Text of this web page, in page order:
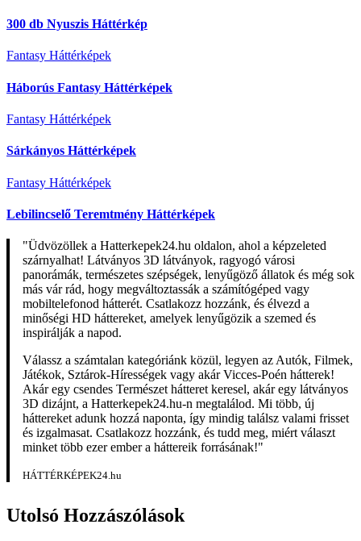
300 db Nyuszis Háttérkép
Fantasy Háttérképek
Háborús Fantasy Háttérképek
Fantasy Háttérképek
Sárkányos Háttérképek
Fantasy Háttérképek
Lebilincselő Teremtmény Háttérképek
"Üdvözöllek a Hatterkepek24.hu oldalon, ahol a képzeleted
szárnyalhat! Látványos 3D látványok, ragyogó városi
panorámák, természetes szépségek, lenyűgöző állatok és még sok
más vár rád, hogy megváltoztassák a számítógéped vagy
mobiltelefonod hátterét. Csatlakozz hozzánk, és élvezd a
minőségi HD háttereket, amelyek lenyűgözik a szemed és
inspirálják a napod.
Válassz a számtalan kategóriánk közül, legyen az Autók, Filmek,
Játékok, Sztárok-Hírességek vagy akár Vicces-Poén hátterek!
Akár egy csendes Természet hátteret keresel, akár egy látványos
3D dizájnt, a Hatterkepek24.hu-n megtalálod. Mi több, új
háttereket adunk hozzá naponta, így mindig találsz valami frisset
és izgalmasat. Csatlakozz hozzánk, és tudd meg, miért választ
minket több ezer ember a háttereik forrásának!"
HÁTTÉRKÉPEK24.hu
Utolsó Hozzászólások